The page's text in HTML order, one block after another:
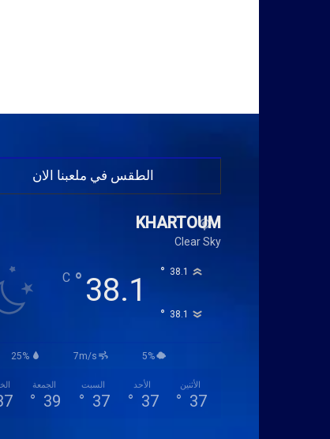
الطقس في ملعبنا الان
KHARTOUM
Clear Sky
38.1
°
C 38.1
°
38.1
°
25% 7m/s 5%
الجمعة
39
°
السبت
37
°
الأحد
37
°
الأثنين
37
°